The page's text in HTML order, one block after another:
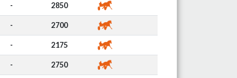
- 2850
- 2700
- 2175
- 2750